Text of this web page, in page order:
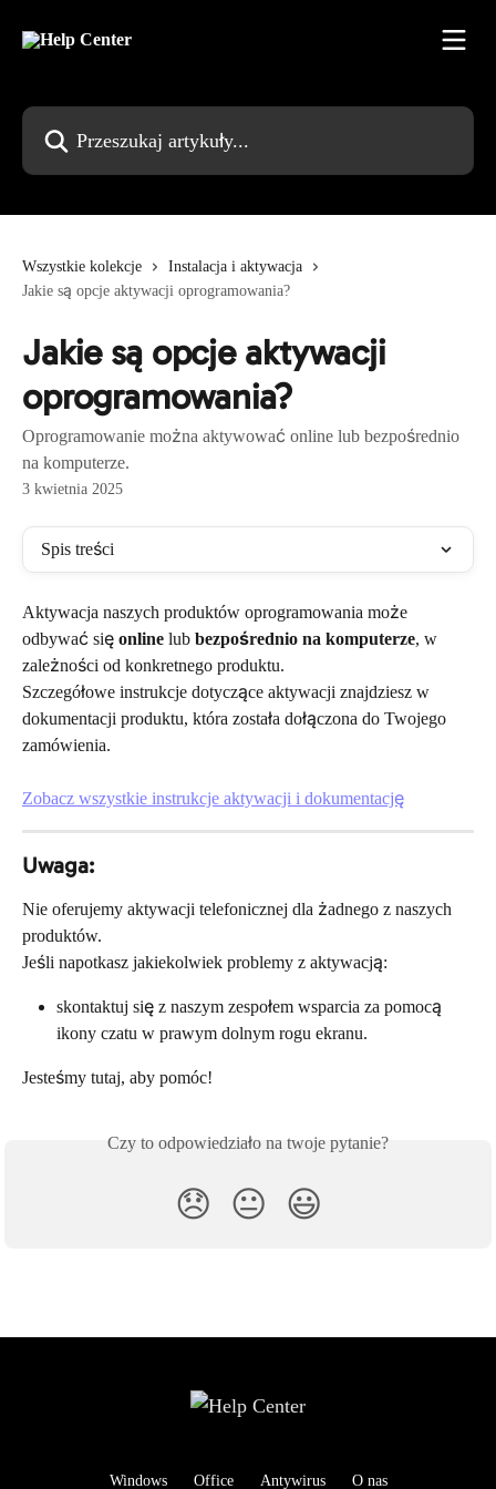
Przeszukaj artykuły...
Wszystkie kolekcje
Instalacja i aktywacja
Jakie są opcje aktywacji oprogramowania?
Jakie są opcje aktywacji
oprogramowania?
Oprogramowanie można aktywować online lub bezpośrednio
na komputerze.
3 kwietnia 2025
Spis treści
Aktywacja naszych produktów oprogramowania może
odbywać się online lub bezpośrednio na komputerze, w
zależności od konkretnego produktu.
Szczegółowe instrukcje dotyczące aktywacji znajdziesz w
dokumentacji produktu, która została dołączona do Twojego
zamówienia.
Zobacz wszystkie instrukcje aktywacji i dokumentację
Uwaga:
Nie oferujemy aktywacji telefonicznej dla żadnego z naszych
produktów.
Jeśli napotkasz jakiekolwiek problemy z aktywacją:
skontaktuj się z naszym zespołem wsparcia za pomocą
ikony czatu w prawym dolnym rogu ekranu.
Jesteśmy tutaj, aby pomóc!
Czy to odpowiedziało na twoje pytanie?
😞 😐 😃
Windows Office Antywirus O nas